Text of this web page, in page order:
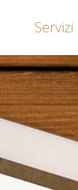
Servizi